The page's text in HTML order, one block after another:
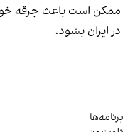
ممکن است باعث جرقه
در ایران بشود.
برنامه‌ها